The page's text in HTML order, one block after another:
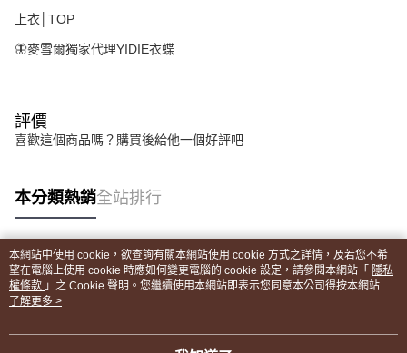
上衣│TOP
🦋麥雪爾獨家代理YIDIE衣蝶
評價
喜歡這個商品嗎？購買後給他一個好評吧
本分類熱銷全站排行
熱門標籤
本網站中使用 cookie，欲查詢有關本網站使用 cookie 方式之詳情，及若您不希
望在電腦上使用 cookie 時應如何變更電腦的 cookie 設定，請參閱本網站「 隱私
權條款 」之 Cookie 聲明。您繼續使用本網站即表示您同意本公司得按本網站使
用條款之 Cookie 聲明使用 cookie。
了解更多 >